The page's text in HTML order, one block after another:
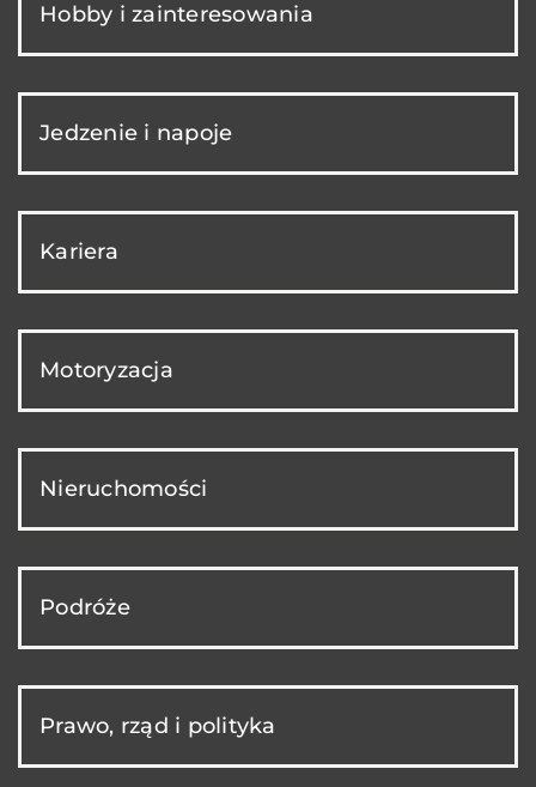
Hobby i zainteresowania
Jedzenie i napoje
Kariera
Motoryzacja
Nieruchomości
Podróże
Prawo, rząd i polityka